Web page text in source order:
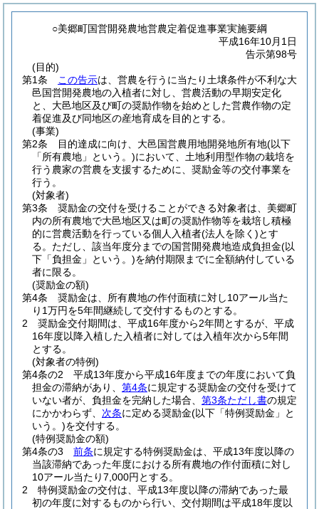
○美郷町国営開発農地営農定着促進事業実施要綱
平成16年10月1日
告示第98号
(目的)
第1条
この告示は、営農を行うに当たり土壌条件が不利な大
邑国営開発農地の入植者に対し、営農活動の早期安定化
と、大邑地区及び町の奨励作物を始めとした営農作物の定
着促進及び同地区の産地育成を目的とする。
(事業)
第2条
目的達成に向け、大邑国営農用地開発地所有地(以下
「所有農地」という。)において、土地利用型作物の栽培を
行う農家の営農を支援するために、奨励金等の交付事業を
行う。
(対象者)
第3条
奨励金の交付を受けることができる対象者は、美郷町
内の所有農地で大邑地区又は町の奨励作物等を栽培し積極
的に営農活動を行っている個人入植者(法人を除く)とす
る。 ただし、該当年度分までの国営開発農地造成負担金(以
下「負担金」という。)を納付期限までに全額納付している
者に限る。
(奨励金の額)
第4条
奨励金は、所有農地の作付面積に対し10アール当た
り1万円を5年間継続して交付するものとする。
2
奨励金交付期間は、平成16年度から2年間とするが、平成
16年度以降入植した入植者に対しては入植年次から5年間
とする。
(対象者の特例)
第4条の2
平成13年度から平成16年度までの年度において負
担金の滞納があり、 第4条に規定する奨励金の交付を受けて
いない者が、負担金を完納した場合、 第3条ただし書の規定
にかかわらず、 次条に定める奨励金(以下「特例奨励金」と
いう。)を交付する。
(特例奨励金の額)
第4条の3
前条に規定する特例奨励金は、平成13年度以降の
当該滞納であった年度における所有農地の作付面積に対し
10アール当たり7,000円とする。
2
特例奨励金の交付は、平成13年度以降の滞納であった最
初の年度に対するものから行い、交付期間は平成18年度以